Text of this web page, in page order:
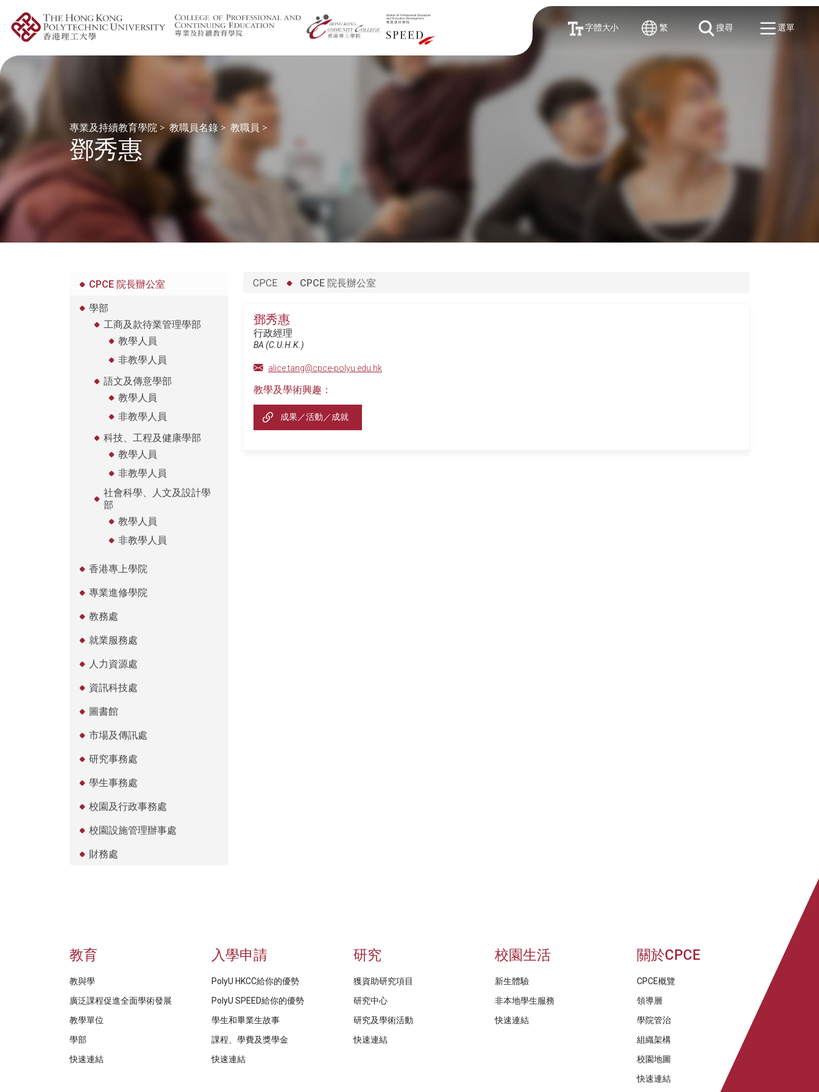
字體大小 繁 搜尋 選單
專業及持續教育學院 > 教職員名錄 > 教職員 >
鄧秀惠
CPCE 院長辦公室
學部
工商及款待業管理學部
教學人員
非教學人員
語文及傳意學部
教學人員
非教學人員
科技、工程及健康學部
教學人員
非教學人員
社會科學、人文及設計學
部
教學人員
非教學人員
香港專上學院
專業進修學院
教務處
就業服務處
人力資源處
資訊科技處
圖書館
市場及傳訊處
研究事務處
學生事務處
校園及行政事務處
校園設施管理辦事處
財務處
CPCE CPCE 院長辦公室
鄧秀惠
行政經理
BA (C.U.H.K.)
alice.tang@cpce-polyu.edu.hk
教學及學術興趣：
成果／活動／成就
教育
教與學
廣泛課程促進全面學術發展
教學單位
學部
快速連結
入學申請
PolyU HKCC給你的優勢
PolyU SPEED給你的優勢
學生和畢業生故事
課程、學費及獎學金
快速連結
研究
獲資助研究項目
研究中心
研究及學術活動
快速連結
校園生活
新生體驗
非本地學生服務
快速連結
關於CPCE
CPCE概覽
領導層
學院管治
組織架構
校園地圖
快速連結